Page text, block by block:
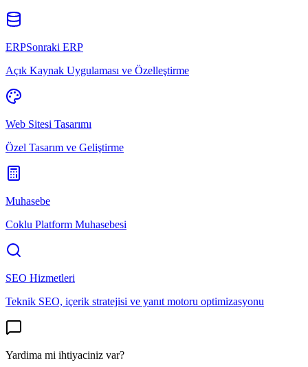
ERPSonraki ERP
Açık Kaynak Uygulaması ve Özelleştirme
Web Sitesi Tasarımı
Özel Tasarım ve Geliştirme
Muhasebe
Coklu Platform Muhasebesi
SEO Hizmetleri
Teknik SEO, içerik stratejisi ve yanıt motoru optimizasyonu
Yardima mi ihtiyaciniz var?